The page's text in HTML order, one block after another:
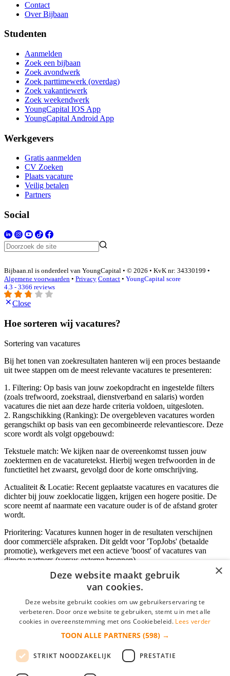
Contact
Over Bijbaan
Studenten
Aanmelden
Zoek een bijbaan
Zoek avondwerk
Zoek parttimewerk (overdag)
Zoek vakantiewerk
Zoek weekendwerk
YoungCapital IOS App
YoungCapital Android App
Werkgevers
Gratis aanmelden
CV Zoeken
Plaats vacature
Veilig betalen
Partners
Social
Bijbaan.nl is onderdeel van YoungCapital • © 2026 • KvK nr: 34330199 •
Algemene voorwaarden • Privacy Contact • YoungCapital score
4.3 - 3366 reviews
Close
Hoe sorteren wij vacatures?
Sortering van vacatures
Bij het tonen van zoekresultaten hanteren wij een proces bestaande
uit twee stappen om de meest relevante vacatures te presenteren:
1. Filtering: Op basis van jouw zoekopdracht en ingestelde filters
(zoals trefwoord, zoekstraal, dienstverband en salaris) worden
vacatures die niet aan deze harde criteria voldoen, uitgesloten.
2. Rangschikking (Ranking): De overgebleven vacatures worden
gerangschikt op basis van een gecombineerde relevantiescore. Deze
score wordt als volgt opgebouwd:
Tekstuele match: We kijken naar de overeenkomst tussen jouw
zoektermen en de vacaturetekst. Hierbij wegen trefwoorden in de
functietitel het zwaarst, gevolgd door de korte omschrijving.
Actualiteit & Locatie: Recent geplaatste vacatures en vacatures die
dichter bij jouw zoeklocatie liggen, krijgen een hogere positie. De
score neemt af naarmate een vacature ouder is of de afstand groter
wordt.
Prioritering: Vacatures kunnen hoger in de resultaten verschijnen
door commerciële afspraken. Dit geldt voor 'TopJobs' (betaalde
promotie), werkgevers met een actieve 'boost' of vacatures van
directe partners (versus externe bronnen).
Inloggen als bedrijf
*
login gegevens onthouden
×
Deze website maakt gebruik
van cookies.
Deze website gebruikt cookies om uw gebruikerservaring te
verbeteren. Door onze website te gebruiken, stemt u in met alle
cookies in overeenstemming met ons Cookiebeleid. Lees verder
TOON ALLE PARTNERS (598) →
STRIKT NOODZAKELIJK PRESTATIE